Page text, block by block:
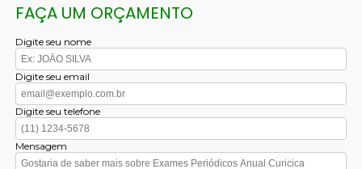
FAÇA UM ORÇAMENTO
Digite seu nome
Digite seu email
Digite seu telefone
Mensagem